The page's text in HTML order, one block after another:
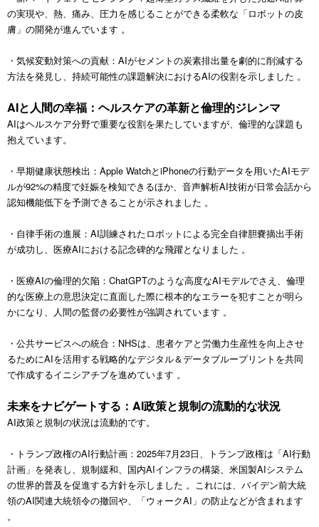
の実現や、熱、痛み、圧力を感じることができる柔軟な「ロボットの皮
膚」の開発が進んでいます 。
・気候変動対策への貢献：AIがセメントの炭素排出量を劇的に削減する
方法を発見し、持続可能性の課題解決におけるAIの役割を示しました 。
AIと人間の幸福：ヘルスケアの革新と倫理的ジレンマ
AIはヘルスケア分野で重要な役割を果たしていますが、倫理的な課題も
抱えています。
・早期健康状態検出：Apple WatchとiPhoneの行動データを用いたAIモデ
ルが92%の精度で妊娠を検知できるほか、音声解析AI技術が日常会話から
認知機能低下を予測できることが示されました 。
・自律手術の進展：AI訓練されたロボットによる完全自律胆嚢摘出手術
が成功し、医療AIにおける記念碑的な飛躍となりました 。
・医療AIの倫理的欠陥：ChatGPTのような高度なAIモデルでさえ、倫理
的な医療上の意思決定に直面した際に根本的なエラーを犯すことが明ら
かになり、人間の監督の必要性が強調されています 。
・公共サービスへの統合：NHSは、患者ケアと労働力生産性を向上させ
るためにAIを活用する戦略的なデジタル＆データブループリントを共同
で作成するイニシアチブを進めています 。
未来をナビゲートする：AI政策と規制の流動的な状況
AI政策と規制の状況は流動的です。
・トランプ政権のAI行動計画：2025年7月23日、トランプ政権は「AI行動
計画」を発表し、規制緩和、国内AIインフラの構築、米国製AIシステム
の世界的普及を促進する方針を示しました 。これには、バイデン前大統
領のAI関連大統領令の撤回や、「ウォークAI」の防止などが含まれます
。